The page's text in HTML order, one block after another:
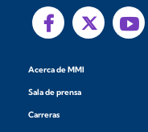
Acerca de MMI
Sala de prensa
Carreras